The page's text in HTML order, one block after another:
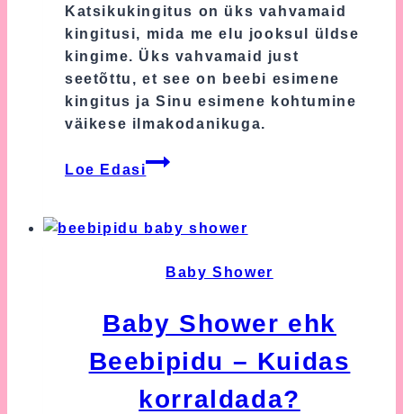
Katsikukingitus on üks vahvamaid
kingitusi, mida me elu jooksul üldse
kingime. Üks vahvamaid just
seetõttu, et see on beebi esimene
kingitus ja Sinu esimene kohtumine
väikese ilmakodanikuga.
Loe Edasi
Katsikukingitus
kinkida
Baby Shower
Baby Shower ehk
Beebipidu – Kuidas
korraldada?